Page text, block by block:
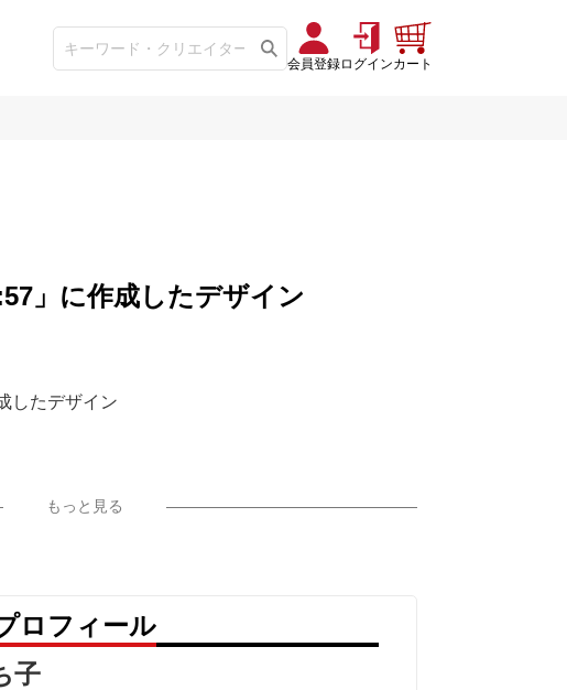
会員登録ログインカート
」に作成したデザイン
したデザイン
もっと見る
ロフィール
子